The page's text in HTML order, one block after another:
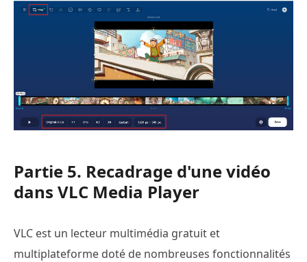
Partie 5. Recadrage d'une vidéo
dans VLC Media Player
VLC est un lecteur multimédia gratuit et
multiplateforme doté de nombreuses fonctionnalités